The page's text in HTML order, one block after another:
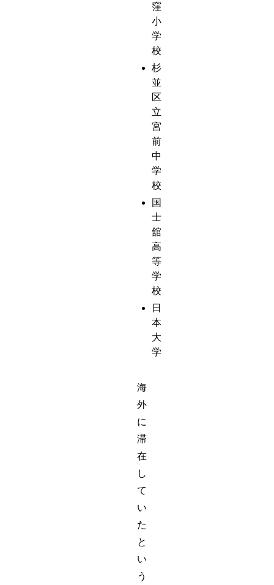
窪
小
学
校
杉
並
区
立
宮
前
中
学
校
国
士
舘
高
等
学
校
日
本
大
学
海
外
に
滞
在
し
て
い
た
と
い
う